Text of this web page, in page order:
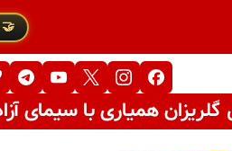
🤝
همیاری با سیمای